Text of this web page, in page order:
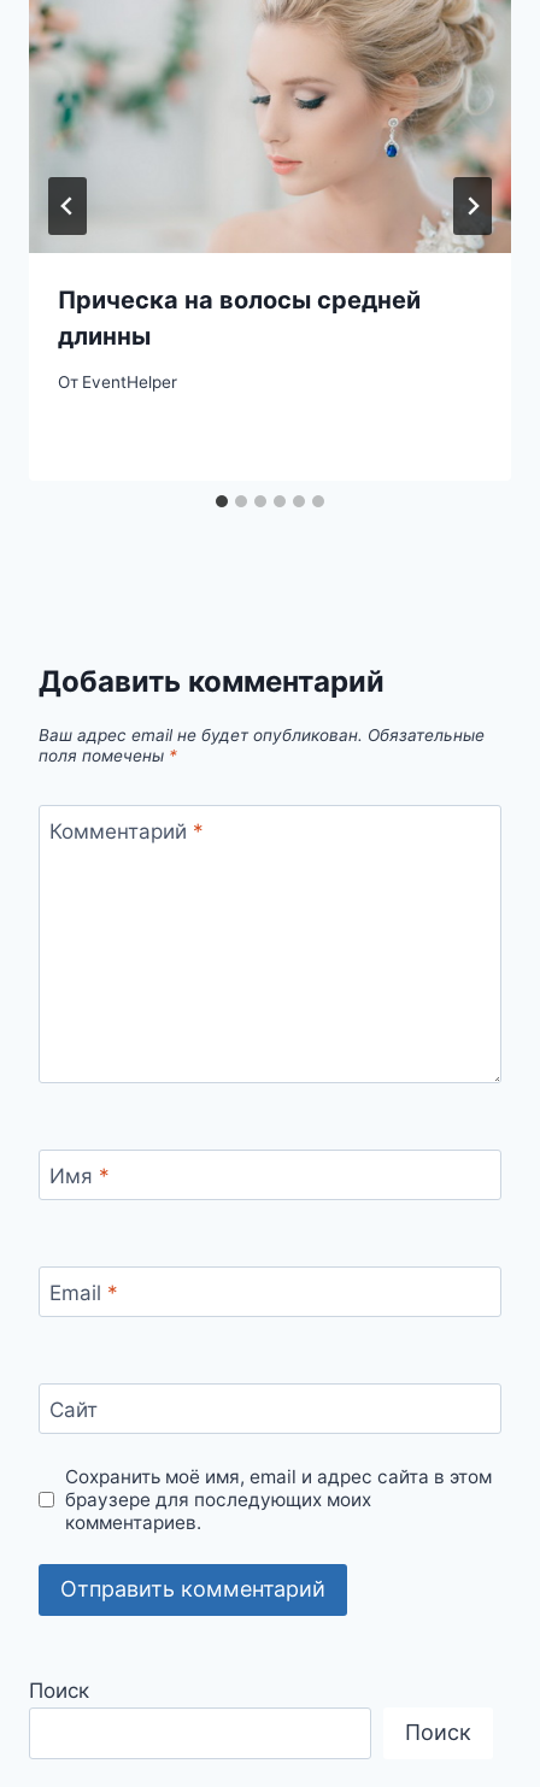
Прическа на волосы средней
длинны
От EventHelper
Добавить комментарий
Ваш адрес email не будет опубликован. Обязательные
поля помечены *
Комментарий *
Имя *
Email *
Сайт
Сохранить моё имя, email и адрес сайта в этом
браузере для последующих моих
комментариев.
Поиск
Поиск